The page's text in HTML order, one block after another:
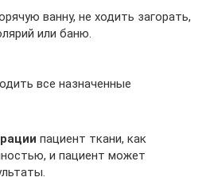
ванну, не ходить загорать,
или баню.
все назначенные
пациент ткани, как
и пациент может